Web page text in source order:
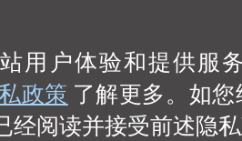
用户体验和提供服
政策 了解更多。如
经阅读并接受前述隐